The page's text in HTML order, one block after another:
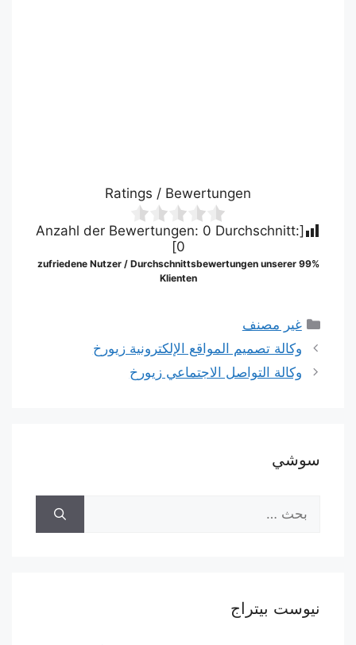
Ratings / Bewertungen
[Anzahl der Bewertungen:
0 Durchschnitt:
0
]
99% zufriedene Nutzer / Durchschnittsbewertungen unserer
Klienten
التصنيفات
غير مصنف
وكالة تصميم المواقع الإلكترونية زيورخ
وكالة التواصل الاجتماعي زيورخ
سوشي
عن:
نيوست بيتراج